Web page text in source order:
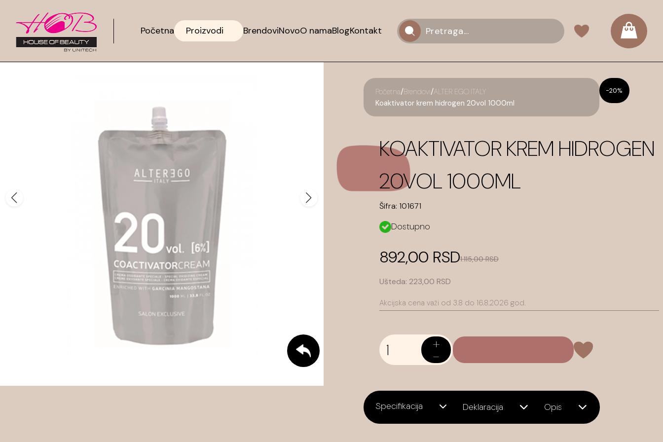
Početna Proizvodi BrendoviNovoO namaBlogKontakt
Početna/Brendovi/ALTER EGO ITALY
Koaktivator krem hidrogen 20vol 1000ml
-20%
KOAKTIVATOR KREM HIDROGEN
20VOL 1000ML
Šifra: 101671
Dostupno
892,00 RSD1.115,00 RSD
Ušteda: 223,00 RSD
Akcijska cena važi od 3.8 do 16.8.2026 god.
+
-
Specifikacija Deklaracija Opis